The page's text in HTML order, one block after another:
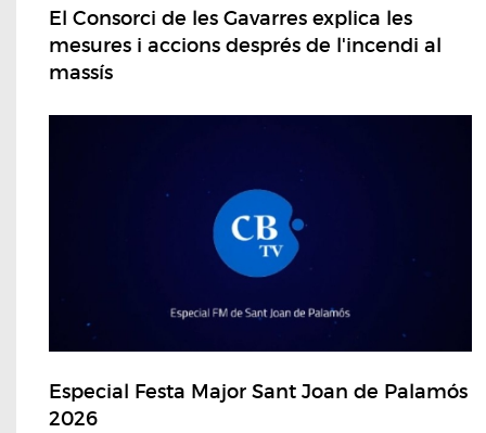
El Consorci de les Gavarres explica les
mesures i accions després de l'incendi al
massís
Especial Festa Major Sant Joan de Palamós
2026